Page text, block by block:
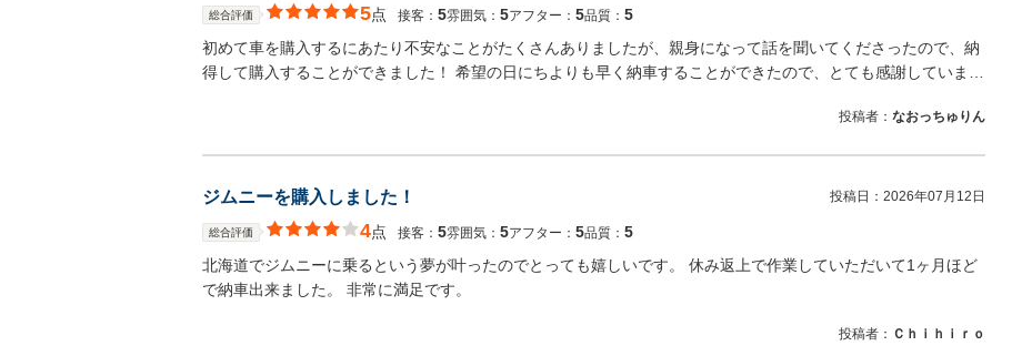
総合評価 5点 接客： 5雰囲気： 5アフター： 5品質： 5
初めて車を購入するにあたり不安なことがたくさんありましたが、親身になって話を聞いてくださったので、納
得して購入することができました！ 希望の日にちよりも早く納車することができたので、とても感謝していま…
投稿者： なおっちゅりん
ジムニーを購入しました！ 投稿日： 2026年07月12日
総合評価 4点 接客： 5雰囲気： 5アフター： 5品質： 5
北海道でジムニーに乗るという夢が叶ったのでとっても嬉しいです。 休み返上で作業していただいて1ヶ月ほど
で納車出来ました。 非常に満足です。
投稿者： Ｃｈｉｈｉｒｏ